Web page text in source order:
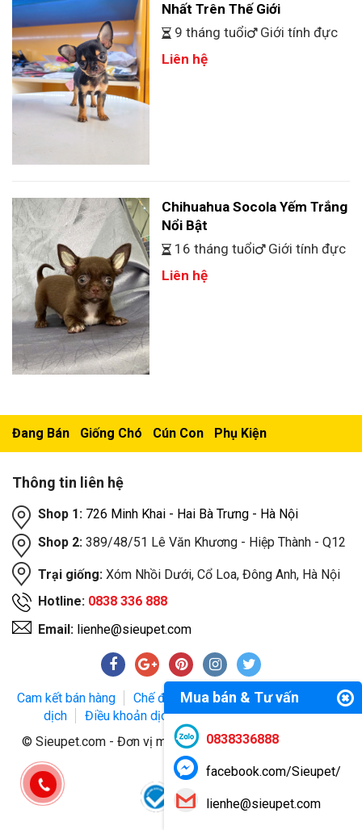
Nhất Trên Thế Giới
9 tháng tuổi
Giới tính đực
Liên hệ
Chihuahua Socola Yếm Trắng
Nổi Bật
16 tháng tuổi
Giới tính đực
Liên hệ
Đang Bán Giống Chó Cún Con Phụ Kiện
Thông tin liên hệ
Shop 1: 726 Minh Khai - Hai Bà Trưng - Hà Nội
Shop 2: 389/48/51 Lê Văn Khương - Hiệp Thành - Q12
Trại giống: Xóm Nhồi Dưới, Cổ Loa, Đông Anh, Hà Nội
Hotline: 0838 336 888
Email: lienhe@sieupet.com
Cam kết bán hàng Chế độ bảo hành
Phương thức giao
dịch
Điều khoản dịch vụ
Chính sách bảo mật
© Sieupet.com - Đơn vị mua bán thú cưng uy tín trên toàn
quốc.
Mua bán & Tư vấn
0838336888
facebook.com/Sieupet/
lienhe@sieupet.com